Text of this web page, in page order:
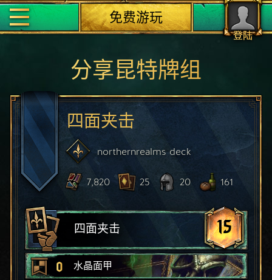
登陆
免费游玩
分享昆特牌组
四面夹击
northernrealmsdeck
7,820 25 20 161
四面夹击 15
0 水晶面甲